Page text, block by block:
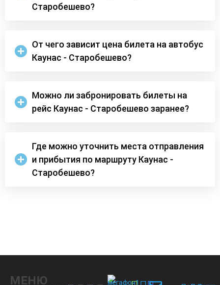
Старобешево?
От чего зависит цена билета на автобус
Каунас - Старобешево?
Можно ли забронировать билеты на
рейс Каунас - Старобешево заранее?
Где можно уточнить места отправления
и прибытия по маршруту Каунас -
Старобешево?
МЕНЮ